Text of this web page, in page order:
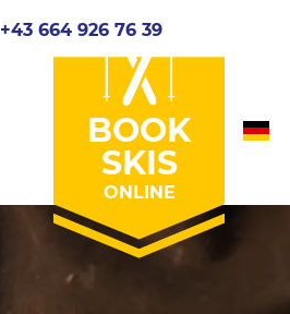
+43 664 926 76 39
BOOK
SKIS
ONLINE